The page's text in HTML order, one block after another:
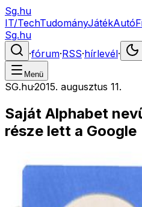
Sg.hu
IT/TechTudományJátékAutó
Sg.hu
·fórum·RSS·hírlevél·
Menü
SG.hu·2015. augusztus 11.
Saját Alphabet
része lett a Google